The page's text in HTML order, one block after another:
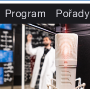
Program Pořady